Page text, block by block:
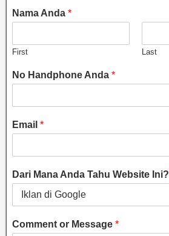
Nama Anda *
First Last
No Handphone Anda *
Email *
Dari Mana Anda Tahu Website Ini?
Comment or Message *